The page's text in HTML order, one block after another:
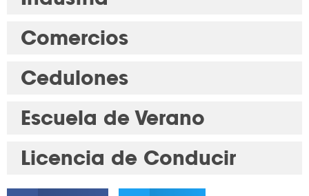
Comercios
Cedulones
Escuela de Verano
Licencia de Conducir